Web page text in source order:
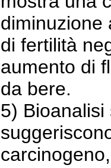
diminuzione
di fertilità
aumento di
da bere.
5)